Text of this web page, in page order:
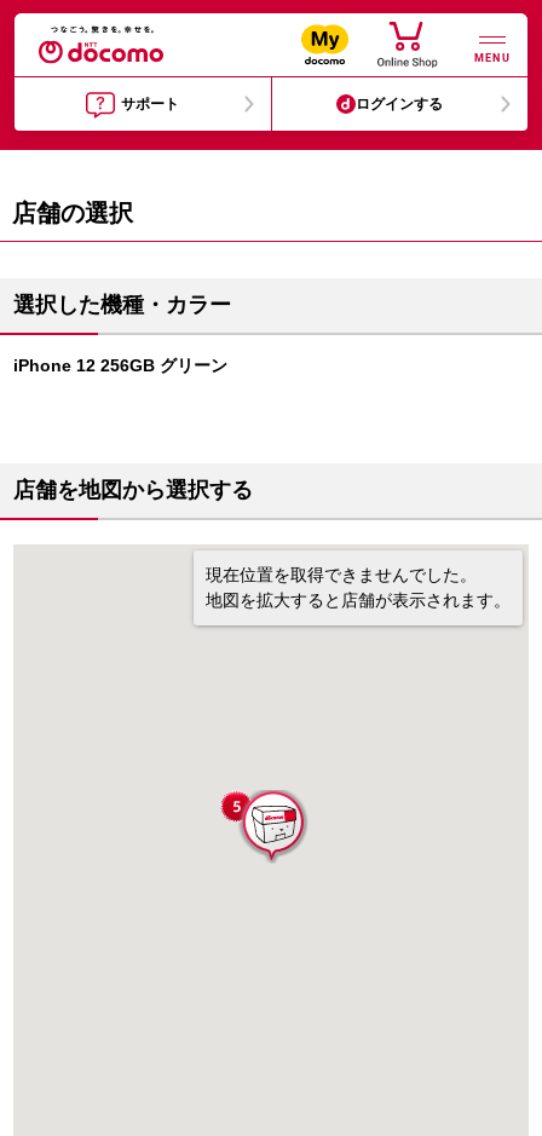
MENU
サポート ログインする
店舗の選択
選択した機種・カラー
iPhone 12 256GB グリーン
店舗を地図から選択する
現在位置を取得できませんでした。
地図を拡大すると店舗が表示されます。